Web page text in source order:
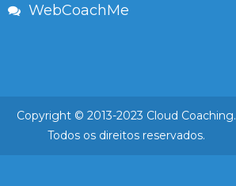
WebCoachMe
Copyright © 2013-2023 Cloud Coaching.
Todos os direitos reservados.